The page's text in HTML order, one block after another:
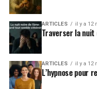
ARTICLES il y a 12
Traverser la nuit
ARTICLES il y a 12
L’hypnose pour